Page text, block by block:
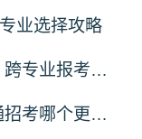
业选择攻略
2027考博招生全日制、在职、跨专业报考要求
2027考博招生申请考核和普通招考哪个更好考？